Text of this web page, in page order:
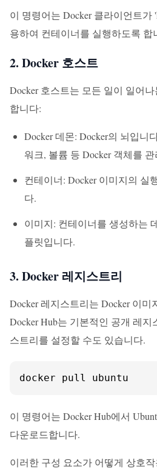
이 명령어는 Docker 클라이언트가
용하여 컨테이너를 실행하도록 합
2. Docker 호스트
Docker 호스트는 모든 일이 일어
합니다:
Docker 데몬: Docker의 뇌입니
워크, 볼륨 등 Docker 객체를
컨테이너: Docker 이미지의 실
다.
이미지: 컨테이너를 생성하는
플릿입니다.
3. Docker 레지스트리
Docker 레지스트리는 Docker 이
Docker Hub는 기본적인 공개 레
스트리를 설정할 수도 있습니다.
docker pull ubuntu
이 명령어는 Docker Hub에서
다운로드합니다.
이러한 구성 요소가 어떻게 상호